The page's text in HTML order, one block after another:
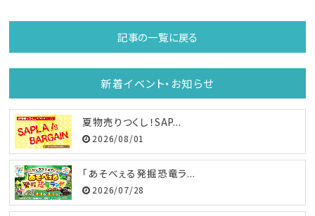
記事の一覧に戻る
新着イベント・お知らせ
夏物売りつくし！SAP...
2026/08/01
「あそべぇる発掘恐竜ラ...
2026/07/28